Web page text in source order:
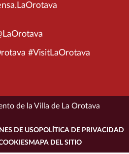
#VisitLaOrotava
de la Villa de La Orotava
DE USO POLÍTICA DE PRIVACIDAD
MAPA DEL SITIO